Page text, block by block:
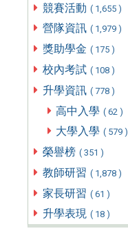
競賽活動 ( 1,655 )
營隊資訊 ( 1,979 )
獎助學金 ( 175 )
校內考試 ( 108 )
升學資訊 ( 778 )
高中入學 ( 62 )
大學入學 ( 579 )
榮譽榜 ( 351 )
教師研習 ( 1,878 )
家長研習 ( 61 )
升學表現 ( 18 )